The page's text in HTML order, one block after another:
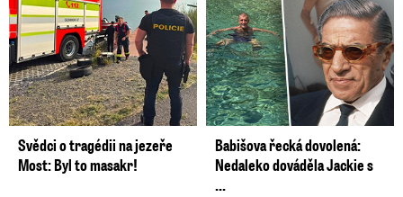
Svědci o tragédii na jezeře
Most: Byl to masakr!
Babišova řecká dovolená:
Nedaleko dováděla Jackie s
...